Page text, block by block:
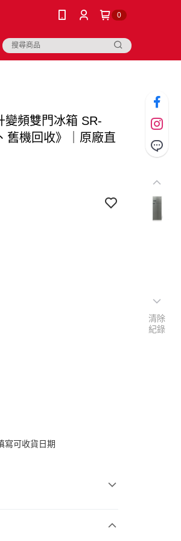
0
變頻雙門冰箱 SR-
舊機回收》｜原廠直
寫可收貨日期
清除
紀錄